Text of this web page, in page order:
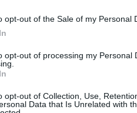
opt-out of the Sale of my Personal
opt-out of processing my Personal
opt-out of Collection, Use,
Data that Is Unrelated with
καθεστώς
περιοχή.
ΔΙΕΘΝΗ